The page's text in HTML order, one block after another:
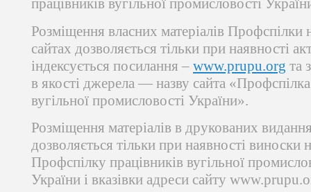
працівників вугільної промисловості
Розміщення власних матеріалів Профспілки
сайтах дозволяється тільки при наявності
індексується посилання – www.prupu.org та
в якості джерела — назву сайта «Профспілка
вугільної промисловості України».
Розміщення матеріалів в друкованих
дозволяється тільки при наявності виноски
Профспілку працівників вугільної
України і вказівки адреси сайту